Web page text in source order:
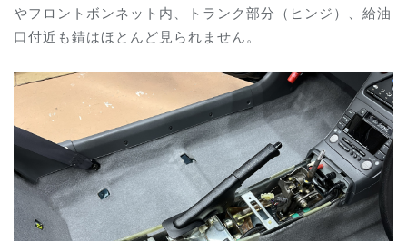
やフロントボンネット内、トランク部分（ヒンジ）、給油
口付近も錆はほとんど見られません。